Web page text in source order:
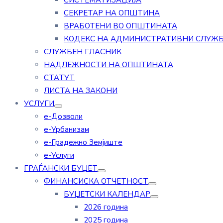
СЕКРЕТАР НА ОПШТИНА
ВРАБОТЕНИ ВО ОПШТИНАТА
КОДЕКС НА АДМИНИСТРАТИВНИ
СЛУЖБЕН ГЛАСНИК
НАДЛЕЖНОСТИ НА ОПШТИНАТА
СТАТУТ
ЛИСТА НА ЗАКОНИ
УСЛУГИ
е-Дозволи
е-Урбанизам
е-Градежно Земјиште
е-Услуги
ГРАЃАНСКИ БУЏЕТ
ФИНАНСИСКА ОТЧЕТНОСТ
БУЏЕТСКИ КАЛЕНДАР
2026 година
2025 година